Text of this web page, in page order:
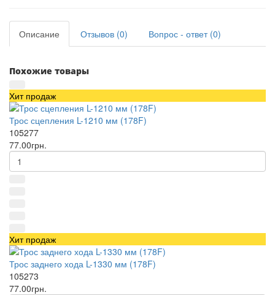
Описание Отзывов (0) Вопрос - ответ (0)
Похожие товары
Хит продаж
Трос сцепления L-1210 мм (178F)
105277
77.00грн.
Хит продаж
Трос заднего хода L-1330 мм (178F)
105273
77.00грн.